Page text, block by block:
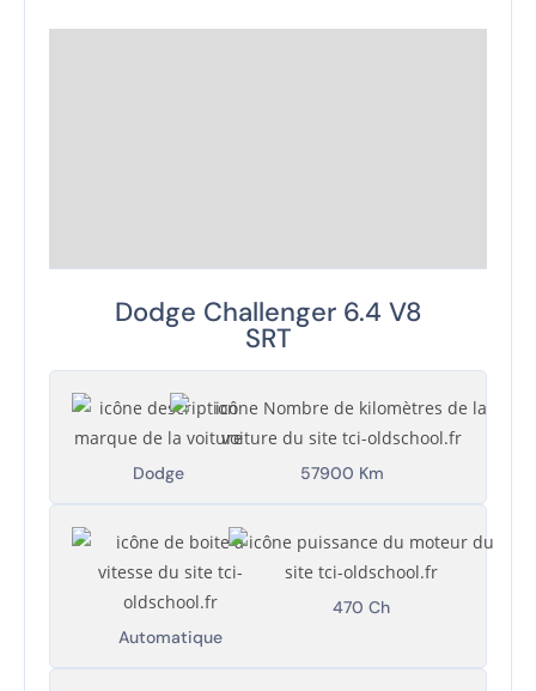
Dodge Challenger 6.4 V8
SRT
Dodge 57900 Km
Automatique
470 Ch